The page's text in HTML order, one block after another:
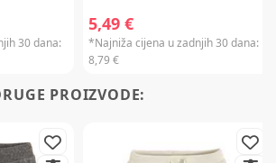
30 dana:
5,49 €
*Najniža cijena u zadnjih 30 dana:
8,79 €
PROIZVODE: